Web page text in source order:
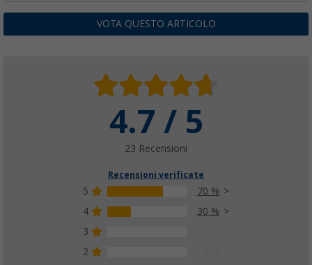
VOTA QUESTO ARTICOLO
4.7 / 5
23 Recensioni
Recensioni verificate
5
70 %
4
30 %
3
2